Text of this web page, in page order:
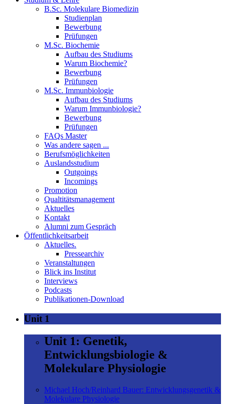
B.Sc. Molekulare Biomedizin
Studienplan
Bewerbung
Prüfungen
M.Sc. Biochemie
Aufbau des Studiums
Warum Biochemie?
Bewerbung
Prüfungen
M.Sc. Immunbiologie
Aufbau des Studiums
Warum Immunbiologie?
Bewerbung
Prüfungen
FAQs Master
Was andere sagen ...
Berufsmöglichkeiten
Auslandsstudium
Outgoings
Incomings
Promotion
Qualtitätsmanagement
Aktuelles
Kontakt
Alumni zum Gespräch
Öffentlichkeitsarbeit
Aktuelles.
Pressearchiv
Veranstaltungen
Blick ins Institut
Interviews
Podcasts
Publikationen-Download
Unit 1
Unit 1: Genetik,
Entwicklungsbiologie &
Molekulare Physiologie
Michael Hoch/Reinhard Bauer: Entwicklungsgenetik &
Molekulare Physiologie